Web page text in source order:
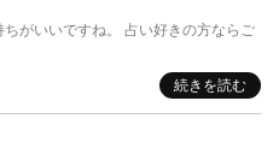
がいいですね。 占い好きの方ならご
続きを読む